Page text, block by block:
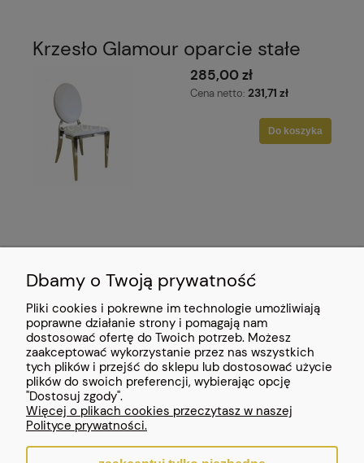
Krzesło Glamour oparcie stałe
285,00 zł
Cena netto: 231,71 zł
Do koszyka
POMOC
MOJE KONTO
INFORMACJE
Dbamy o Twoją prywatność
Pliki cookies i pokrewne im technologie umożliwiają
poprawne działanie strony i pomagają nam
dostosować ofertę do Twoich potrzeb. Możesz
zaakceptować wykorzystanie przez nas wszystkich
tych plików i przejść do sklepu lub dostosować użycie
plików do swoich preferencji, wybierając opcję
"Dostosuj zgody".
Więcej o plikach cookies przeczytasz w naszej
Polityce prywatności.